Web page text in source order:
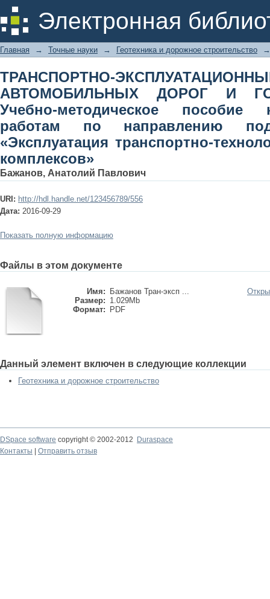
Электронная
ТРАНСПОРТНО-
ГОРОДСКИХ УЛИЦ. Учебно-
по направлению подготовки
технологических машин и
Главная → Точные науки → Геотехника и дорожное строительство →
ТРАНСПОРТНО-
АВТОМОБИЛЬНЫХ ДОРОГ И
Учебно-методическое
работам по направлению
«Эксплуатация транспортно-
комплексов»
Бажанов, Анатолий Павлович
URI: http://hdl.handle.net/123456789/556
Дата: 2016-09-29
Показать полную информацию
Файлы в этом документе
Имя:
Бажанов Тран-эксп ...
Размер: 1.029Mb
Формат:
PDF
Данный элемент включен в следующие коллекции
Геотехника и дорожное строительство
DSpace software copyright © 2002-2012
Duraspace
Контакты
Отправить отзыв